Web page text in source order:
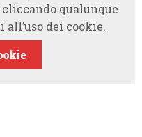
qualunque
dei cookie.